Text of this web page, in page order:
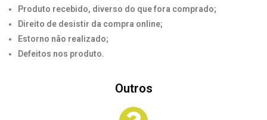
Produto recebido, diverso do que fora comprado;
Direito de desistir da compra online;
Estorno não realizado;
Defeitos nos produto.
Outros